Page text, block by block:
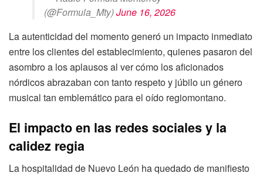
(@Formula_Mty)June 16, 2026
La autenticidad del momento generó un impacto inmediato
entre los clientes del establecimiento, quienes pasaron del
asombro a los aplausos al ver cómo los aficionados
nórdicos abrazaban con tanto respeto y júbilo un género
musical tan emblemático para el oído regiomontano.
El impacto en las redes sociales y la
calidez regia
La hospitalidad de Nuevo León ha quedado de manifiesto